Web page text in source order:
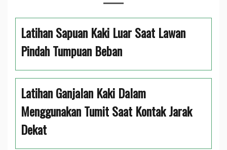
Latihan Sapuan Kaki Luar Saat Lawan
Pindah Tumpuan Beban
Latihan Ganjalan Kaki Dalam
Menggunakan Tumit Saat Kontak Jarak
Dekat